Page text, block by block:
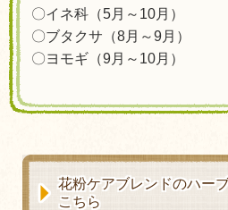
〇イネ科（5月～10月）
〇ブタクサ（8月～9月）
〇ヨモギ（9月～10月）
花粉ケアブレンドのハー
こちら